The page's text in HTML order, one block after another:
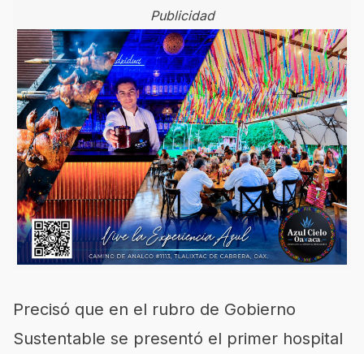
Publicidad
Precisó que en el rubro de Gobierno
Sustentable se presentó el primer hospital